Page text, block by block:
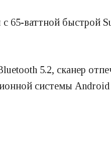
65-ваттной быстрой
5.2, сканер
системы Android